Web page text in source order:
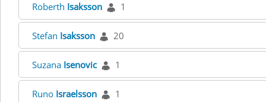
Roberth Isaksson 1
Stefan Isaksson 20
Suzana Isenovic 1
Runo Israelsson 1